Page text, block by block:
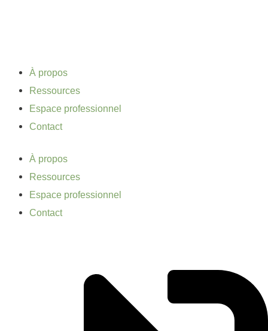
À propos
Ressources
Espace professionnel
Contact
À propos
Ressources
Espace professionnel
Contact